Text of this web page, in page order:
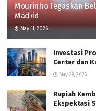
Mourinho Tegaskan
Madrid
May 11, 2026
Investasi
Center dan
May 29, 2026
Rupiah
Ekspektasi